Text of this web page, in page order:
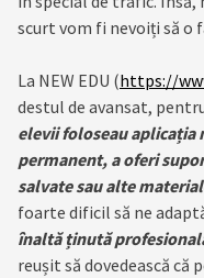
scurt vom fi nevoiți să o
La NEW EDU (https://
destul de avansat,
elevii foloseau aplicația
permanent, a oferi
salvate sau alte
foarte dificil să ne
înaltă ținută
reușit să dovedească că